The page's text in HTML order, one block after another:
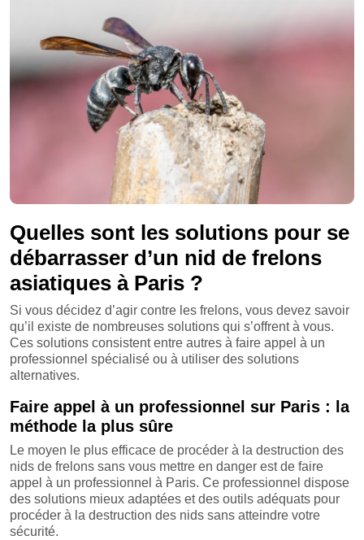
Quelles sont les solutions pour se
débarrasser d’un nid de frelons
asiatiques à Paris ?
Si vous décidez d’agir contre les frelons, vous devez savoir
qu’il existe de nombreuses solutions qui s’offrent à vous.
Ces solutions consistent entre autres à faire appel à un
professionnel spécialisé ou à utiliser des solutions
alternatives.
Faire appel à un professionnel sur Paris : la
méthode la plus sûre
Le moyen le plus efficace de procéder à la destruction des
nids de frelons sans vous mettre en danger est de faire
appel à un professionnel à Paris. Ce professionnel dispose
des solutions mieux adaptées et des outils adéquats pour
procéder à la destruction des nids sans atteindre votre
sécurité.